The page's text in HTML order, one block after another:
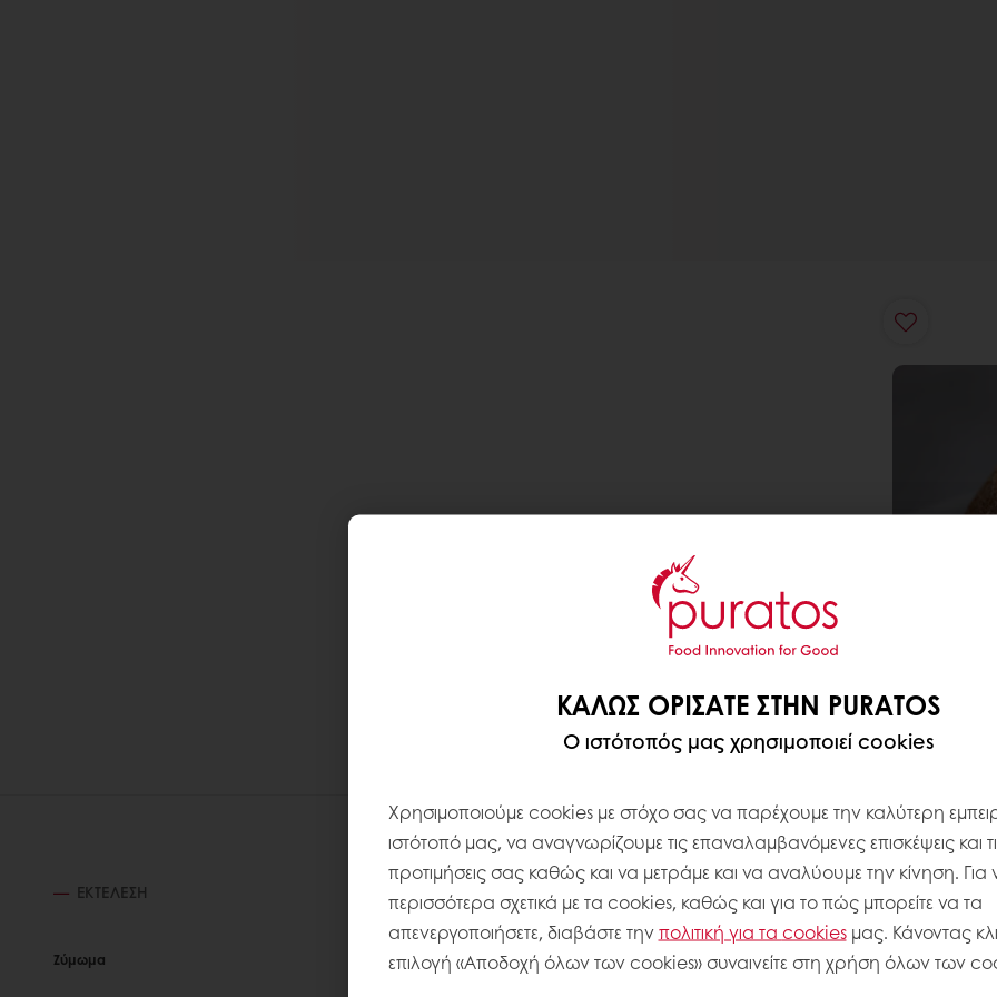
ΕΚΤΈΛΕΣΗ
Ζύμωμα
ΚΑΛΏΣ ΟΡΊΣΑΤΕ ΣΤΗΝ PURATOS
Ο ιστότοπός μας χρησιμοποιεί cookies
Χρησιμοποιούμε cookies με στόχο σας να παρέχουμε την καλύτερη
ιστότοπό μας, να αναγνωρίζουμε τις επαναλαμβανόμενες επισκέψεις και
προτιμήσεις σας καθώς και να μετράμε και να αναλύουμε την κίνηση. Για
περισσότερα σχετικά με τα cookies, καθώς και για το πώς μπορείτε να τα
απενεργοποιήσετε, διαβάστε τηνπολιτική για τα cookiesμας. Κάνοντας
επιλογή «Αποδοχή όλων των cookies» συναινείτε στη χρήση όλων των